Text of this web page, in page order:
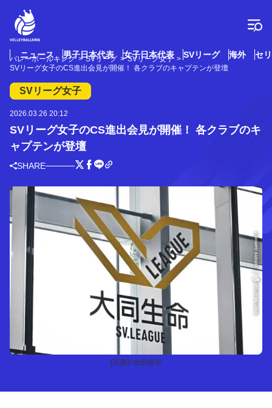
ニュース 男子日本代表 女子日本代表 SVリーグ 海外 セ
バレーボールキング SVリーグ
SVリーグ女子
SVリーグ女子のCS進出会見が開催！ 各クラブのキャプテンが登壇
SVリーグ女子
2026.03.26 20:12
SVリーグ女子のCS進出会見が開催！ 各クラブのキ
ャプテンが登壇
SHARE
[写真]=金田慎平